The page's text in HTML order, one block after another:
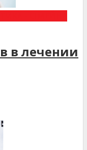
в лечении